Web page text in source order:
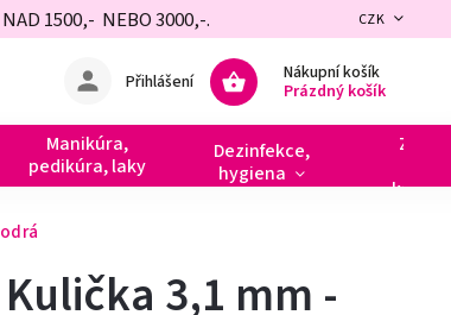
1500,- NEBO 3000,-. CZK
Nákupní košík
Prázdný košík
Přihlášení
Manikúra,
pedikúra, laky
Dezinfekce,
hygiena
3,1 mm -